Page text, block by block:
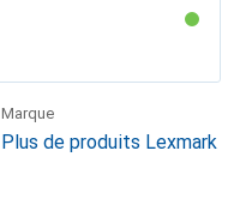
Marque
Plus de produits Lexmark